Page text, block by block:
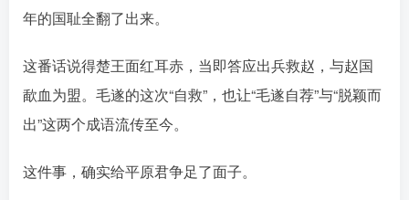
年的国耻全翻了出来。󠄹󠅀󠄪󠄢󠄡󠄦󠄞󠄧󠄣󠄞󠄢󠄡󠄦󠄞󠄡󠄩󠅬󠅅󠅃󠄵󠅂󠄪󠅗󠅥󠅕󠅣󠅤󠅬󠅄󠄹󠄽󠄵󠄪󠄢󠄠󠄢󠄦󠄝󠄠󠄨󠄝󠄠󠄨󠄐󠄠󠄨󠄪󠄥󠄤󠄪󠄤󠄣󠅬󠅨󠅙󠅑󠅟󠅗󠅒󠄞󠅓󠅟󠅝󠄐󠇕󠆠󠅿󠇖󠆄󠆩󠇕󠅿󠆈󠇗󠆭󠆁󠄐󠇗󠅹󠅸󠇖󠆍󠅳󠇖󠅹󠅰󠇖󠆌󠅹
这番话说得楚王面红耳赤，当即答应出兵救赵，与赵国
歃血为盟。毛遂的这次“自救”，也让“毛遂自荐”与“脱颖而
出”这两个成语流传至今。󠄹󠅀󠄪󠄢󠄡󠄦󠄞󠄧󠄣󠄞󠄢󠄡󠄦󠄞󠄡󠄩󠅬󠅅󠅃󠄵󠅂󠄪󠅗󠅥󠅕󠅣󠅤󠅬󠅄󠄹󠄽󠄵󠄪󠄢󠄠󠄢󠄦󠄝󠄠󠄨󠄝󠄠󠄨󠄐󠄠󠄨󠄪󠄥󠄤󠄪󠄤󠄣󠅬󠅨󠅙󠅑󠅟󠅗󠅒󠄞󠅓󠅟󠅝󠄐󠇕󠆠󠅿󠇖󠆄󠆩󠇕󠅿󠆈󠇗󠆭󠆁󠄐󠇗󠅹󠅸󠇖󠆍󠅳󠇖󠅹󠅰󠇖󠆌󠅹
这件事，确实给平原君争足了面子。